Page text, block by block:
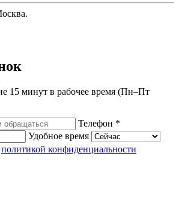
15 минут в рабочее время (Пн–Пт
Телефон *
Удобное время
политикой конфиденциальности